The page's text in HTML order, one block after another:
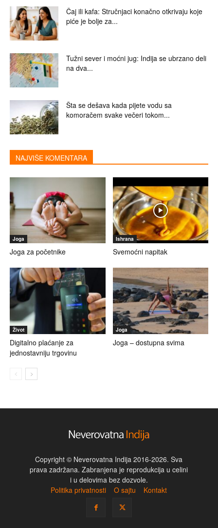
Čaj ili kafa: Stručnjaci konačno otkrivaju koje
piće je bolje za...
Tužni sever i moćni jug: Indija se ubrzano deli
na dva...
Šta se dešava kada pijete vodu sa
komoračem svake večeri tokom...
NAJVIŠE KOMENTARA
Joga
Joga za početnike
Ishrana
Svemoćni napitak
Život
Digitalno plaćanje za
jednostavniju trgovinu
Joga
Joga – dostupna svima
Copyright © Neverovatna Indija 2016-2026. Sva
prava zadržana. Zabranjena je reprodukcija u celini
i u delovima bez dozvole.
Politika privatnosti
O sajtu Kontakt